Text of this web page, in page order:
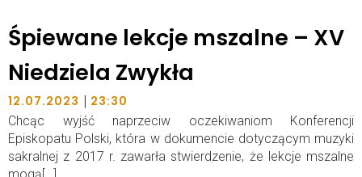
Śpiewane lekcje mszalne – XV
Niedziela Zwykła
12.07.2023 | 23:30
Chcąc wyjść naprzeciw oczekiwaniom Konferencji
Episkopatu Polski, która w dokumencie dotyczącym muzyki
sakralnej z 2017 r. zawarła stwierdzenie, że lekcje mszalne